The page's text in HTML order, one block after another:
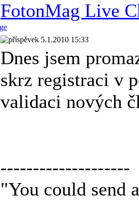
FotonMag Live
5.1.2010 15:33
Dnes jsem
skrz registraci v
validaci nových
--------------------
"You could send